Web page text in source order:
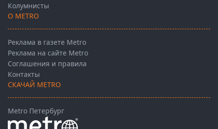
Колумнисты
О METRO
Реклама в газете Metro
Реклама на сайте Metro
Соглашения и правила
Контакты
СКАЧАЙ METRO
Metro Петербург